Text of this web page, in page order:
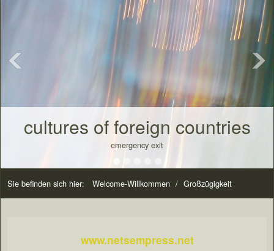
cultures of foreign countries
emergency exit
The Wishing-Table, the Gold-
Ass, and the Cudgel in the
Sack!
Tischlein deck dich, Goldesel
streck dich und Knüppel aus
dem Sack!
The Wishing-Table, the Gold-Ass, and the Cudgel in the Sack!
Notausgang/ Emergency exit
Das Weltkulturerbe/ The World-
Cultural-Heritage
Sie befinden sich hier: Welcome-Willkommen / Großzügigkeit
www.netsempress.net